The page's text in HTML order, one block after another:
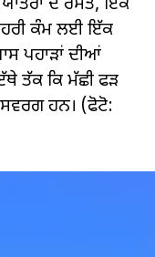
ਦੇ ਰਸਤੇ, ਇੱਕ
ਕੰਮ ਲਈ ਇੱਕ
ਪਹਾੜਾਂ ਦੀਆਂ
ਤੱਕ ਕਿ ਮੱਛੀ ਫੜ
ਹਨ। (ਫੋਟੋ: